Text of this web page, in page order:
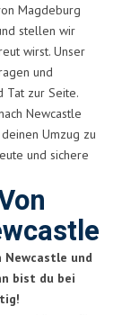
Magdeburg
stellen wir
wirst. Unser
und
Tat zur Seite.
Newcastle
Umzug zu
und sichere
Newcastle und
bist du bei